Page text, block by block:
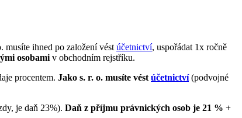
musíte ihned po založení vést účetnictví, uspořádat 1x ročně
osobami v obchodním rejstříku.
procentem. Jako s. r. o. musíte vést účetnictví(podvojné
je daň 23%). Daň z příjmu právnických osob je 21 % +